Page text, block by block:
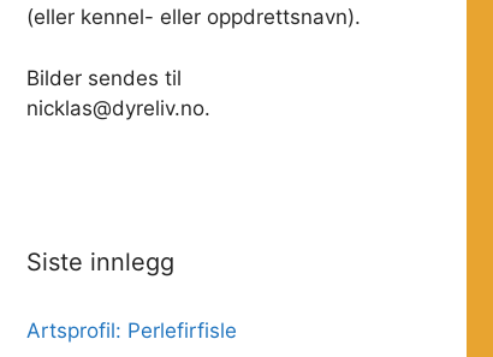
(eller kennel- eller oppdrettsnavn).
Bilder sendes til
nicklas@dyreliv.no.
Siste innlegg
Artsprofil: Perlefirfisle